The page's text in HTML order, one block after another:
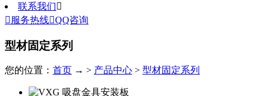
联系我们
 服务热线QQ咨询
型材固定系列
您的位置： 首页 → > 产品中心 > 型材固定系列